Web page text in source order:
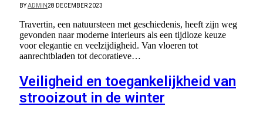
BYADMIN28 DECEMBER 2023
Travertin, een natuursteen met geschiedenis, heeft zijn weg
gevonden naar moderne interieurs als een tijdloze keuze
voor elegantie en veelzijdigheid. Van vloeren tot
aanrechtbladen tot decoratieve…
Veiligheid en toegankelijkheid van
strooizout in de winter